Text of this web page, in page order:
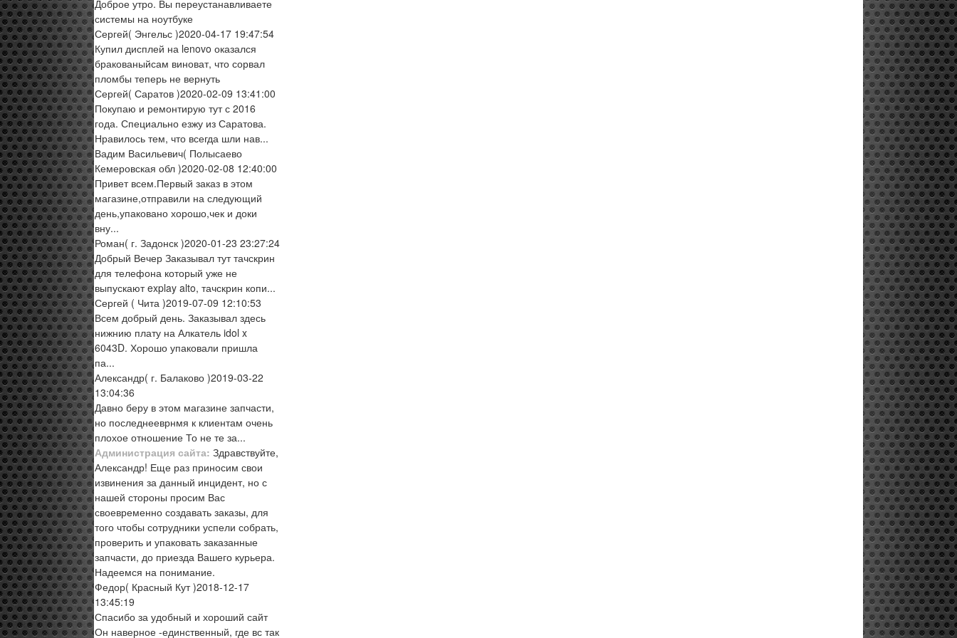
Доброе утро. Вы переустанавливаете
системы на ноутбуке
Сергей( Энгельс )2020-04-17 19:47:54
Купил дисплей на lenovo оказался
бракованыйсам виноват, что сорвал
пломбы теперь не вернуть
Сергей( Саратов )2020-02-09 13:41:00
Покупаю и ремонтирую тут с 2016
года. Специально езжу из Саратова.
Нравилось тем, что всегда шли нав...
Вадим Васильевич( Полысаево
Кемеровская обл )2020-02-08 12:40:00
Привет всем.Первый заказ в этом
магазине,отправили на следующий
день,упаковано хорошо,чек и доки
вну...
Роман( г. Задонск )2020-01-23 23:27:24
Добрый Вечер Заказывал тут тачскрин
для телефона который уже не
выпускают explay alto, тачскрин копи...
Сергей ( Чита )2019-07-09 12:10:53
Всем добрый день. Заказывал здесь
нижнию плату на Алкатель idol x
6043D. Хорошо упаковали пришла
па...
Александр( г. Балаково )2019-03-22
13:04:36
Давно беру в этом магазине запчасти,
но последнееврнмя к клиентам очень
плохое отношение То не те за...
Администрация сайта: Здравствуйте,
Александр! Еще раз приносим свои
извинения за данный инцидент, но с
нашей стороны просим Вас
своевременно создавать заказы, для
того чтобы сотрудники успели собрать,
проверить и упаковать заказанные
запчасти, до приезда Вашего курьера.
Надеемся на понимание.
Федор( Красный Кут )2018-12-17
13:45:19
Спасибо за удобный и хороший сайт
Он наверное -единственный, где вс так